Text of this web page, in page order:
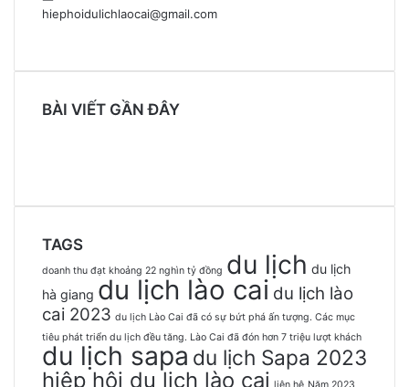
hiephoidulichlaocai@gmail.com
BÀI VIẾT GẦN ĐÂY
TAGS
doanh thu đạt khoảng 22 nghìn tỷ đồng du lịch du lịch
hà giang du lịch lào cai du lịch lào
cai 2023 du lịch Lào Cai đã có sự bứt phá ấn tượng. Các mục
tiêu phát triển du lịch đều tăng. Lào Cai đã đón hơn 7 triệu lượt khách
du lịch sapa du lịch Sapa 2023
hiệp hội du lịch lào cai